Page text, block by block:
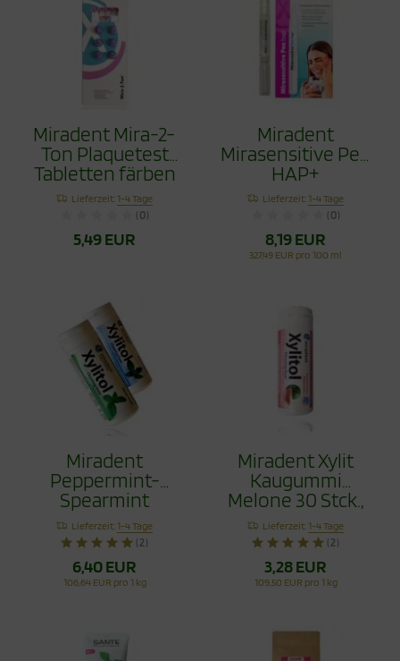
Miradent Mira-2-
Ton Plaquetest
Tabletten färben
Zahnbelege, 6
Stück
Lieferzeit:1-4 Tage
(0)
5,49 EUR
Miradent
Mirasensitive Pen
HAP+
Lieferzeit:1-4 Tage
(0)
8,19 EUR
327,49 EUR pro 100 ml
Miradent
Peppermint-
Spearmint
Kaugummi 2 Set
60 Stck.
Lieferzeit:1-4 Tage
(2)
6,40 EUR
106,64 EUR pro 1 kg
Miradent Xylit
Kaugummi
Melone 30 Stck.,
TIO2frei
Lieferzeit:1-4 Tage
(2)
3,28 EUR
109,50 EUR pro 1 kg